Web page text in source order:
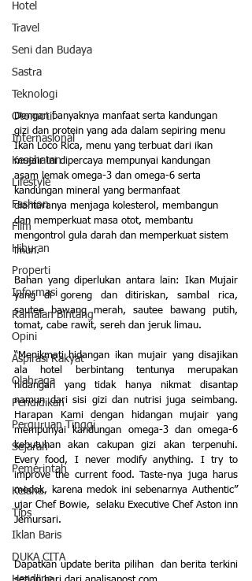
Hotel
Travel
Seni dan Budaya
Sastra
Teknologi
Otomotif
Internasional
Kesehatan
Lifestyle
Fashion
Film
Hiburan
Properti
Informasi
Ramalan Bintang
Opini
Aspirasi Rakyat
Olahraga
Pendidikan
Perguruan Tinggi
Sejarah
Pemerintah
Kelana
Tips
Iklan Baris
DUKA CITA
Dengan banyaknya manfaat serta kandungan
gizi dan protein yang ada dalam sepiring menu
Ikan Loco Rica, menu yang terbuat dari ikan
mujair ini dipercaya mempunyai kandungan
asam lemak omega-3 dan omega-6 serta
kandungan mineral yang bermanfaat
diantaranya menjaga kolesterol, membangun
dan memperkuat masa otot, membantu
mengontrol gula darah dan memperkuat sistem
imun.
Bahan yang diperlukan antara lain: Ikan Mujair
yang di goreng dan ditiriskan, sambal rica,
sautee bawang merah, sautee bawang putih,
tomat, cabe rawit, sereh dan jeruk limau.
“Menikmati hidangan ikan mujair yang disajikan
ala hotel berbintang tentunya merupakan
hidangan yang tidak hanya nikmat disantap
namun dari sisi gizi dan nutrisi juga seimbang.
Harapan Kami dengan hidangan mujair yang
mempunyai kandungan omega-3 dan omega-6
kebutuhan akan cakupan gizi akan terpenuhi.
Every food, I never modify anything. I try to
improve the current food. Taste-nya juga harus
medok, karena medok ini sebenarnya Authentic”
ujar Chef Bowie,  selaku Executive Chef Aston inn
Jemursari.
Dapatkan update berita pilihan  dan berita terkini